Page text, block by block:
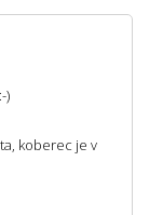
)
koberec je v